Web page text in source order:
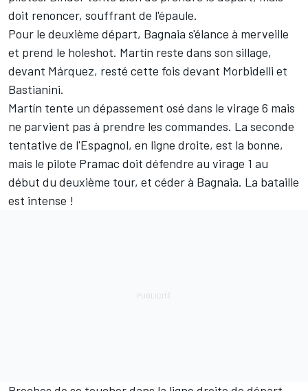
doit renoncer, souffrant de l'épaule.
Pour le deuxième départ, Bagnaia s'élance à merveille
et prend le holeshot. Martín reste dans son sillage,
devant Márquez, resté cette fois devant Morbidelli et
Bastianini.
Martín tente un dépassement osé dans le virage 6 mais
ne parvient pas à prendre les commandes. La seconde
tentative de l'Espagnol, en ligne droite, est la bonne,
mais le pilote Pramac doit défendre au virage 1 au
début du deuxième tour, et céder à Bagnaia. La bataille
est intense !